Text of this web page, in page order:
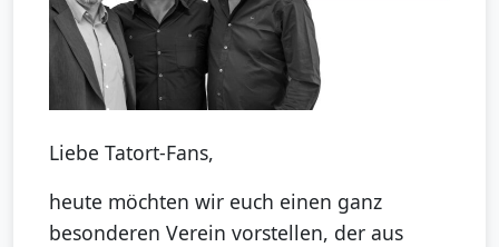
Liebe Tatort-Fans,
heute möchten wir euch einen ganz
besonderen Verein vorstellen, der aus